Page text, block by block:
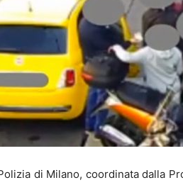
di Milano, coordinata dalla